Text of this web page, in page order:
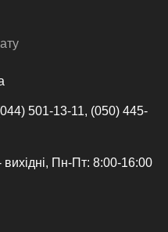
501-13-11, (050) 445-
вихідні, Пн-Пт: 8:00-16:00